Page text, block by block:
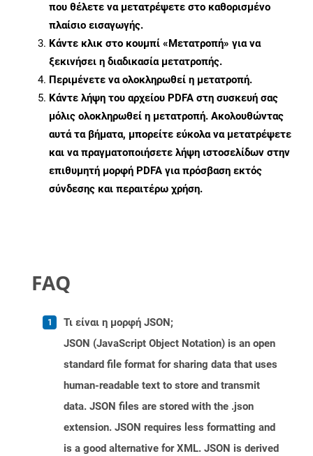
που θέλετε να μετατρέψετε στο καθορισμένο
πλαίσιο εισαγωγής.
Κάντε κλικ στο κουμπί «Μετατροπή» για να
ξεκινήσει η διαδικασία μετατροπής.
Περιμένετε να ολοκληρωθεί η μετατροπή.
Κάντε λήψη του αρχείου PDFA στη συσκευή σας
μόλις ολοκληρωθεί η μετατροπή. Ακολουθώντας
αυτά τα βήματα, μπορείτε εύκολα να μετατρέψετε
και να πραγματοποιήσετε λήψη ιστοσελίδων στην
επιθυμητή μορφή PDFA για πρόσβαση εκτός
σύνδεσης και περαιτέρω χρήση.
FAQ
Τι είναι η μορφή JSON;
JSON (JavaScript Object Notation) is an open
standard file format for sharing data that uses
human-readable text to store and transmit
data. JSON files are stored with the .json
extension. JSON requires less formatting and
is a good alternative for XML. JSON is derived